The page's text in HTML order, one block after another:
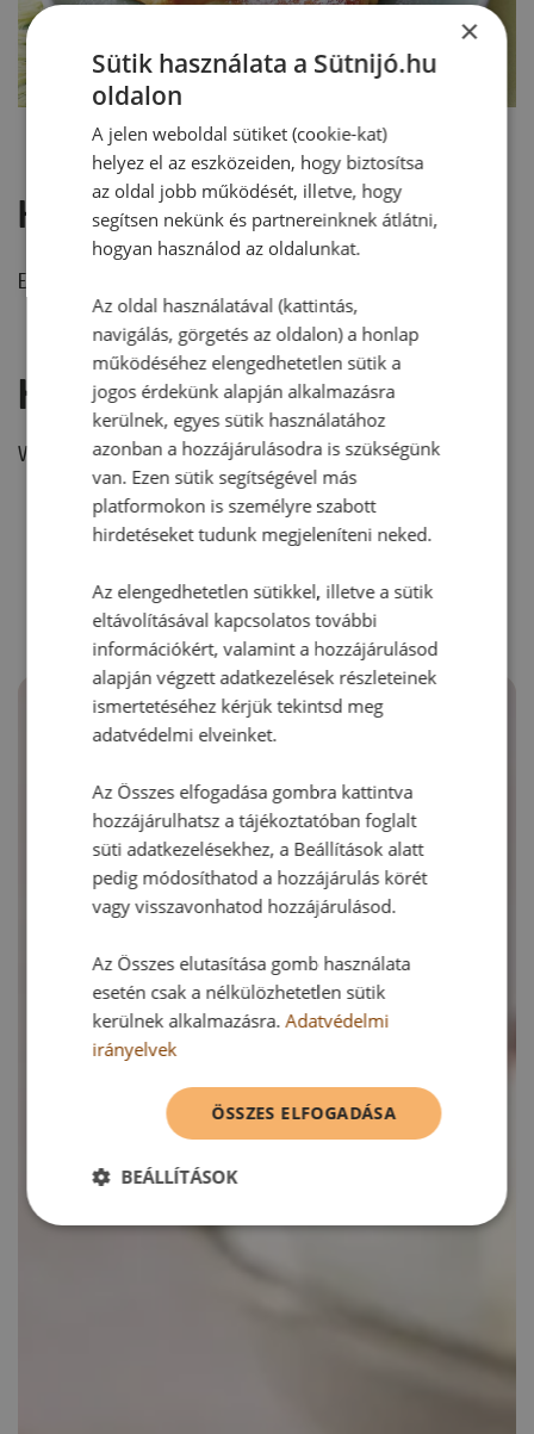
Hozzászólások
Ehhez a recepthez még nem érkezett hozzászólás.
Hozzászólás írása
Vélemény írásához, kérjük,jelentkezz be!
RECEPTAJÁNLÓ
×
Sütik használata a Sütnijó.hu
oldalon
A jelen weboldal sütiket (cookie-kat)
helyez el az eszközeiden, hogy biztosítsa
az oldal jobb működését, illetve, hogy
segítsen nekünk és partnereinknek átlátni,
hogyan használod az oldalunkat.
Az oldal használatával (kattintás,
navigálás, görgetés az oldalon) a honlap
működéséhez elengedhetetlen sütik a
jogos érdekünk alapján alkalmazásra
kerülnek, egyes sütik használatához
azonban a hozzájárulásodra is szükségünk
van. Ezen sütik segítségével más
platformokon is személyre szabott
hirdetéseket tudunk megjeleníteni neked.
Az elengedhetetlen sütikkel, illetve a sütik
eltávolításával kapcsolatos további
információkért, valamint a hozzájárulásod
alapján végzett adatkezelések részleteinek
ismertetéséhez kérjük tekintsd meg
adatvédelmi elveinket.
Az Összes elfogadása gombra kattintva
hozzájárulhatsz a tájékoztatóban foglalt
süti adatkezelésekhez, a Beállítások alatt
pedig módosíthatod a hozzájárulás körét
vagy visszavonhatod hozzájárulásod.
Az Összes elutasítása gomb használata
esetén csak a nélkülözhetetlen sütik
kerülnek alkalmazásra.Adatvédelmi
irányelvek
ÖSSZES ELFOGADÁSA
BEÁLLÍTÁSOK